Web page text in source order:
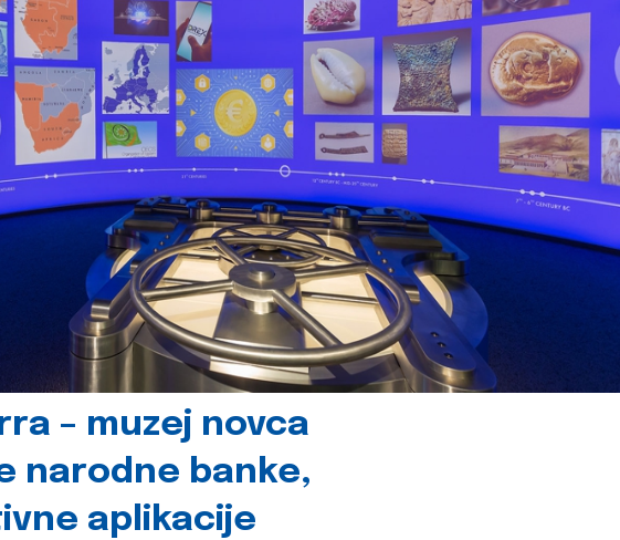
– muzej novca
narodne banke,
aplikacije